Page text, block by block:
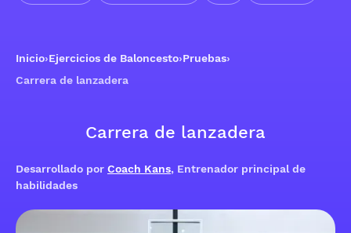
Inicio›Ejercicios de Baloncesto›Pruebas›
Carrera de lanzadera
Carrera de lanzadera
Desarrollado por Coach Kans, Entrenador principal de
habilidades